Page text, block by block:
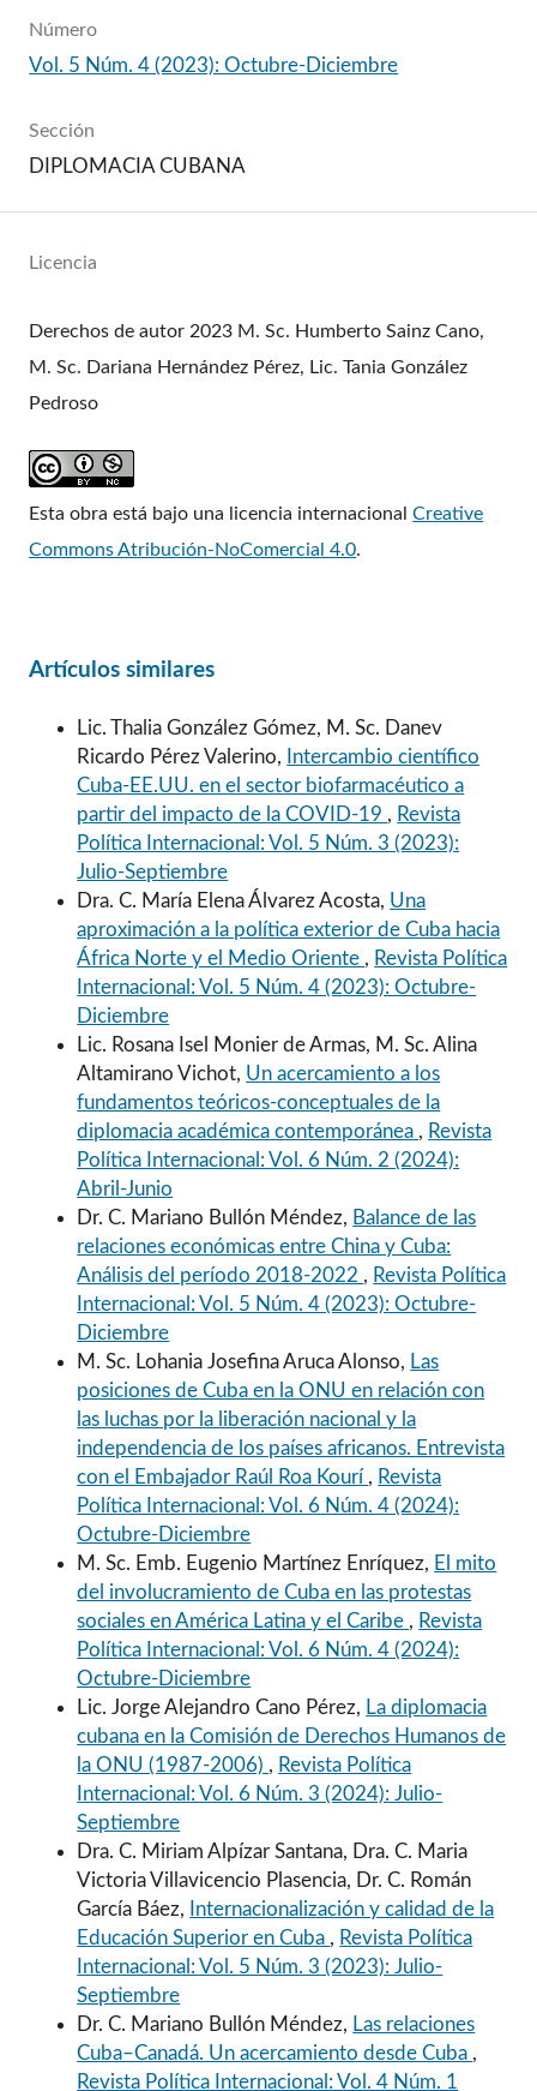
Número
Vol. 5 Núm. 4 (2023): Octubre-Diciembre
Sección
DIPLOMACIA CUBANA
Licencia
Derechos de autor 2023 M. Sc. Humberto Sainz Cano,
M. Sc. Dariana Hernández Pérez, Lic. Tania González
Pedroso
Esta obra está bajo una licencia internacionalCreative
Commons Atribución-NoComercial 4.0.
Artículos similares
Lic. Thalia González Gómez, M. Sc. Danev
Ricardo Pérez Valerino,
Intercambio científico
Cuba-EE.UU. en el sector biofarmacéutico a
partir del impacto de la COVID-19 , Revista
Política Internacional: Vol. 5 Núm. 3 (2023):
Julio-Septiembre
Dra. C. María Elena Álvarez Acosta, Una
aproximación a la política exterior de Cuba hacia
África Norte y el Medio Oriente , Revista Política
Internacional: Vol. 5 Núm. 4 (2023): Octubre-
Diciembre
Lic. Rosana Isel Monier de Armas, M. Sc. Alina
Altamirano Vichot, Un acercamiento a los
fundamentos teóricos-conceptuales de la
diplomacia académica contemporánea , Revista
Política Internacional: Vol. 6 Núm. 2 (2024):
Abril-Junio
Dr. C. Mariano Bullón Méndez, Balance de las
relaciones económicas entre China y Cuba:
Análisis del período 2018-2022 , Revista Política
Internacional: Vol. 5 Núm. 4 (2023): Octubre-
Diciembre
M. Sc. Lohania Josefina Aruca Alonso, Las
posiciones de Cuba en la ONU en relación con
las luchas por la liberación nacional y la
independencia de los países africanos. Entrevista
con el Embajador Raúl Roa Kourí , Revista
Política Internacional: Vol. 6 Núm. 4 (2024):
Octubre-Diciembre
M. Sc. Emb. Eugenio Martínez Enríquez, El mito
del involucramiento de Cuba en las protestas
sociales en América Latina y el Caribe , Revista
Política Internacional: Vol. 6 Núm. 4 (2024):
Octubre-Diciembre
Lic. Jorge Alejandro Cano Pérez, La diplomacia
cubana en la Comisión de Derechos Humanos de
la ONU (1987-2006) , Revista Política
Internacional: Vol. 6 Núm. 3 (2024): Julio-
Septiembre
Dra. C. Miriam Alpízar Santana, Dra. C. Maria
Victoria Villavicencio Plasencia, Dr. C. Román
García Báez,
Internacionalización y calidad de la
Educación Superior en Cuba , Revista Política
Internacional: Vol. 5 Núm. 3 (2023): Julio-
Septiembre
Dr. C. Mariano Bullón Méndez, Las relaciones
Cuba–Canadá. Un acercamiento desde Cuba ,
Revista Política Internacional: Vol. 4 Núm. 1